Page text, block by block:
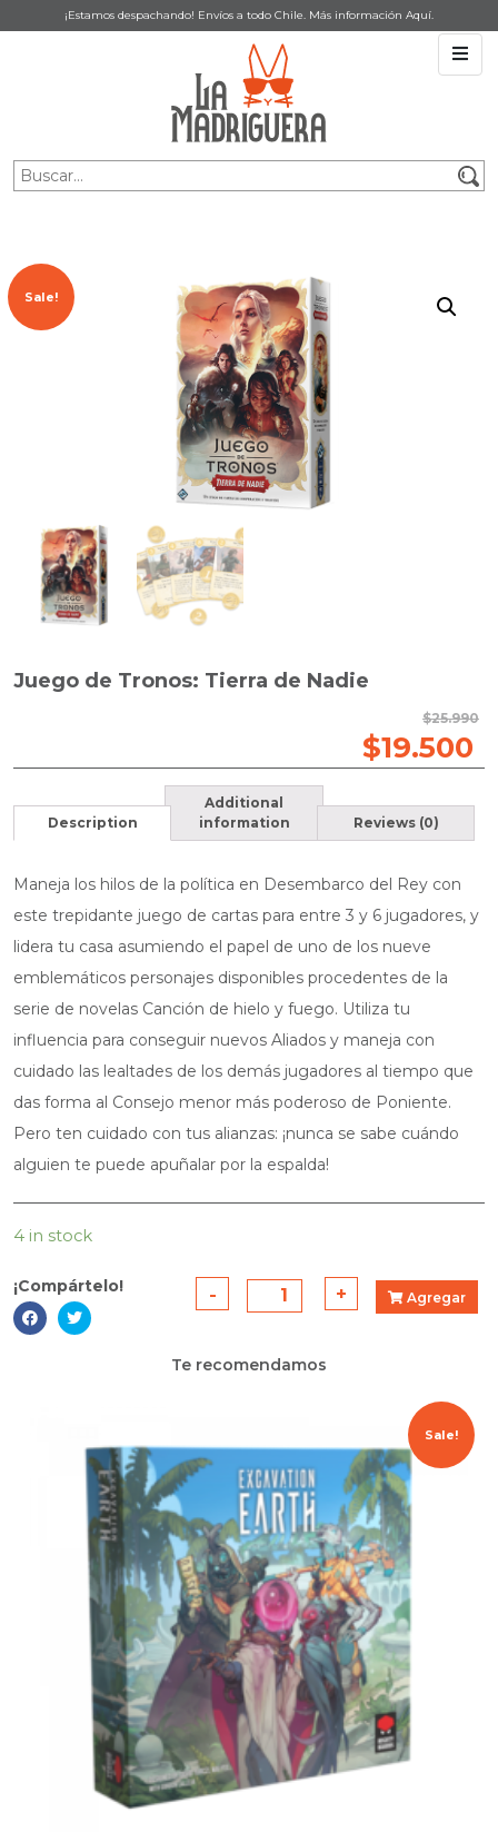
¡Estamos despachando! Envíos a todo Chile. Más información Aquí.
Sale!
Juego de Tronos: Tierra de Nadie
$25.990
$19.500
Description
Additional
information
Reviews (0)
Maneja los hilos de la política en Desembarco del Rey con
este trepidante juego de cartas para entre 3 y 6 jugadores, y
lidera tu casa asumiendo el papel de uno de los nueve
emblemáticos personajes disponibles procedentes de la
serie de novelas Canción de hielo y fuego. Utiliza tu
influencia para conseguir nuevos Aliados y maneja con
cuidado las lealtades de los demás jugadores al tiempo que
das forma al Consejo menor más poderoso de Poniente.
Pero ten cuidado con tus alianzas: ¡nunca se sabe cuándo
alguien te puede apuñalar por la espalda!
4 in stock
¡Compártelo! -
Juego
Tierra
quantity
+ Agregar
Te recomendamos
Sale!